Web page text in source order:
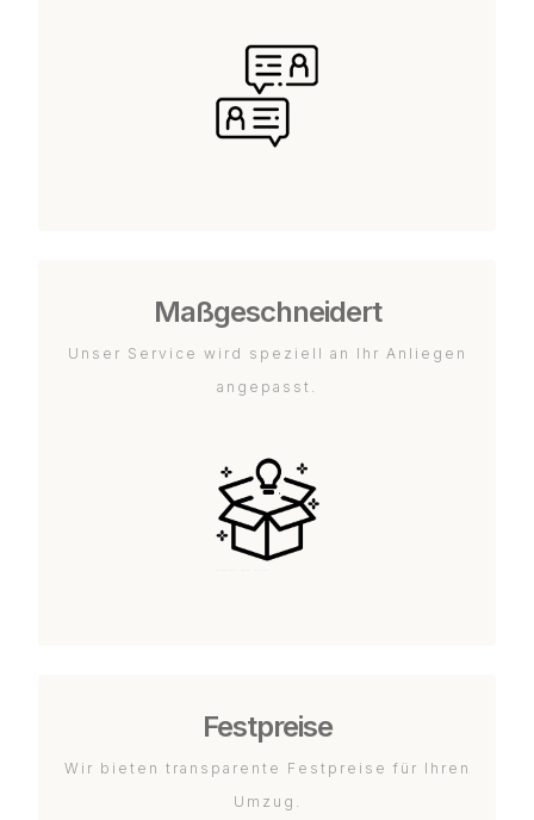
Maßgeschneidert
Unser Service wird speziell an Ihr Anliegen
angepasst.
Festpreise
Wir bieten transparente Festpreise für Ihren
Umzug.